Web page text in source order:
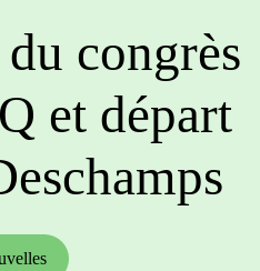
congrès
et départ